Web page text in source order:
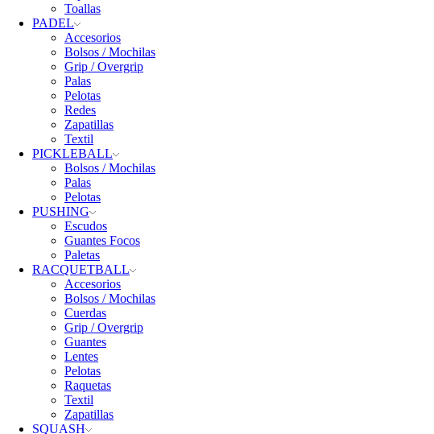
Toallas
PADEL
Accesorios
Bolsos / Mochilas
Grip / Overgrip
Palas
Pelotas
Redes
Zapatillas
Textil
PICKLEBALL
Bolsos / Mochilas
Palas
Pelotas
PUSHING
Escudos
Guantes Focos
Paletas
RACQUETBALL
Accesorios
Bolsos / Mochilas
Cuerdas
Grip / Overgrip
Guantes
Lentes
Pelotas
Raquetas
Textil
Zapatillas
SQUASH